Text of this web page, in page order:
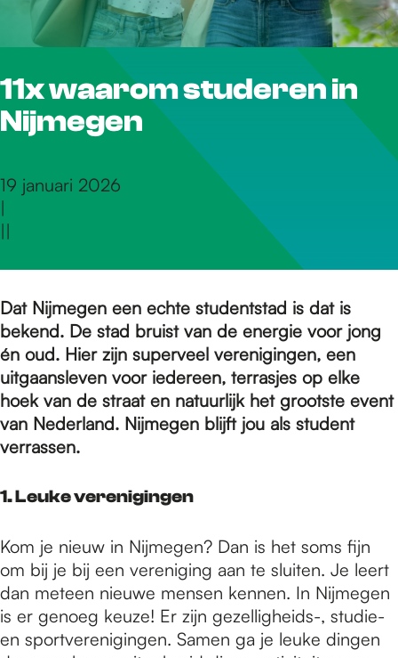
r
d
e
o
m
e
p
a
g
11x waarom studeren in
Nijmegen
19 januari 2026
|
||
Dat Nijmegen een echte studentstad is dat is
bekend. De stad bruist van de energie voor jong
én oud. Hier zijn superveel verenigingen, een
uitgaansleven voor iedereen, terrasjes op elke
hoek van de straat en natuurlijk het grootste event
van Nederland. Nijmegen blijft jou als student
verrassen.
1. Leuke verenigingen
Kom je nieuw in Nijmegen? Dan is het soms fijn
om bij je bij een vereniging aan te sluiten. Je leert
dan meteen nieuwe mensen kennen. In Nijmegen
is er genoeg keuze! Er zijn gezelligheids-, studie-
en sportverenigingen. Samen ga je leuke dingen